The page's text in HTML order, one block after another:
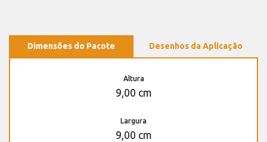
Dimensões do Pacote Desenhos da Aplicação
Altura
9,00 cm
Largura
9,00 cm